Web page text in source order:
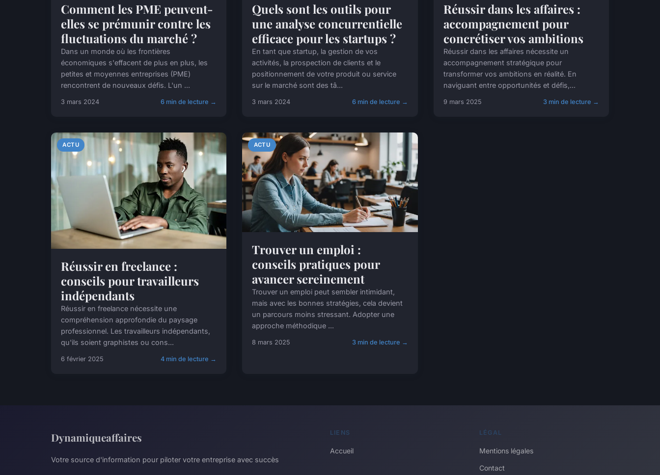
Comment les PME peuvent-
elles se prémunir contre les
fluctuations du marché ?
Dans un monde où les frontières
économiques s'effacent de plus en plus, les
petites et moyennes entreprises (PME)
rencontrent de nouveaux défis. L'un ...
3 mars 2024 6 min de lecture →
Quels sont les outils pour
une analyse concurrentielle
efficace pour les startups ?
En tant que startup, la gestion de vos
activités, la prospection de clients et le
positionnement de votre produit ou service
sur le marché sont des tâ...
3 mars 2024 6 min de lecture →
Réussir dans les affaires :
accompagnement pour
concrétiser vos ambitions
Réussir dans les affaires nécessite un
accompagnement stratégique pour
transformer vos ambitions en réalité. En
naviguant entre opportunités et défis,...
9 mars 2025 3 min de lecture →
ACTU
Réussir en freelance :
conseils pour travailleurs
indépendants
Réussir en freelance nécessite une
compréhension approfondie du paysage
professionnel. Les travailleurs indépendants,
qu'ils soient graphistes ou cons...
6 février 2025 4 min de lecture →
ACTU
Trouver un emploi :
conseils pratiques pour
avancer sereinement
Trouver un emploi peut sembler intimidant,
mais avec les bonnes stratégies, cela devient
un parcours moins stressant. Adopter une
approche méthodique ...
8 mars 2025 3 min de lecture →
Dynamiqueaffaires
Votre source d'information pour piloter votre entreprise avec succès
LIENS
Accueil
LÉGAL
Mentions légales
Contact